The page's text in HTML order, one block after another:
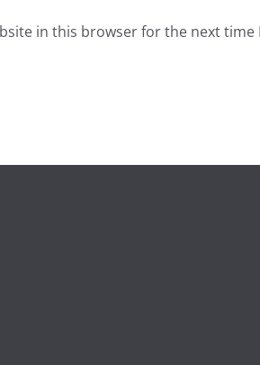
in this browser for the next time